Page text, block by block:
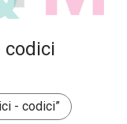
codici
- codici”